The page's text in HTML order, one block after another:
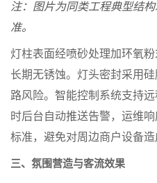
注：图片为同类工程典型结
准。
灯柱表面经喷砂处理加环氧
长期无锈蚀。灯头密封采用
路风险。智能控制系统支持
时后台自动推送告警，运维
标准，避免对周边商户设备造
三、氛围营造与客流效果